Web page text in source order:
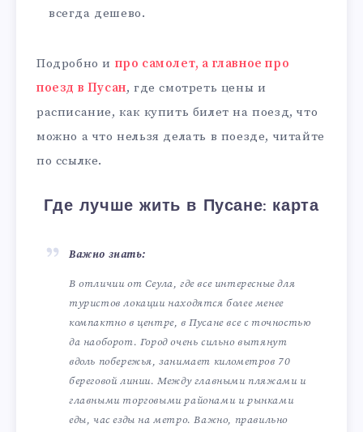
всегда дешево.
Подробно и про самолет, а главное про
поезд в Пусан, где смотреть цены и
расписание, как купить билет на поезд, что
можно а что нельзя делать в поезде, читайте
по ссылке.
Где лучше жить в Пусане: карта
Важно знать:
В отличии от Сеула, где все интересные для
туристов локации находятся более менее
компактно в центре, в Пусане все с точностью
да наоборот. Город очень сильно вытянут
вдоль побережья, занимает километров 70
береговой линии. Между главными пляжами и
главными торговыми районами и рынками
еды, час езды на метро. Важно, правильно